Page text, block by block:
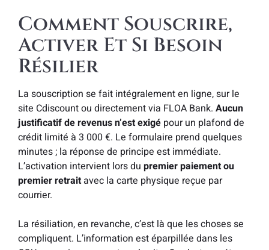
Comment Souscrire,
Activer Et Si Besoin
Résilier
La souscription se fait intégralement en ligne, sur le
site Cdiscount ou directement via FLOA Bank. Aucun
justificatif de revenus n’est exigé pour un plafond de
crédit limité à 3 000 €. Le formulaire prend quelques
minutes ; la réponse de principe est immédiate.
L’activation intervient lors du premier paiement ou
premier retraitavec la carte physique reçue par
courrier.
La résiliation, en revanche, c’est là que les choses se
compliquent. L’information est éparpillée dans les